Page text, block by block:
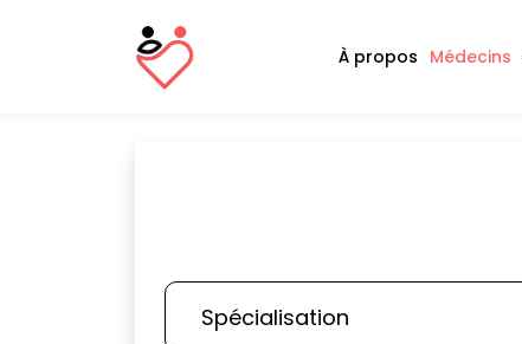
À propos Médecins